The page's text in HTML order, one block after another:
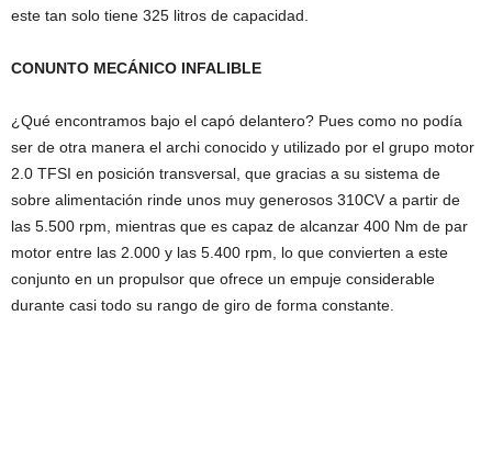
este tan solo tiene 325 litros de capacidad.
CONUNTO MECÁNICO INFALIBLE
¿Qué encontramos bajo el capó delantero? Pues como no podía
ser de otra manera el archi conocido y utilizado por el grupo motor
2.0 TFSI en posición transversal, que gracias a su sistema de
sobre alimentación rinde unos muy generosos 310CV a partir de
las 5.500 rpm, mientras que es capaz de alcanzar 400 Nm de par
motor entre las 2.000 y las 5.400 rpm, lo que convierten a este
conjunto en un propulsor que ofrece un empuje considerable
durante casi todo su rango de giro de forma constante.